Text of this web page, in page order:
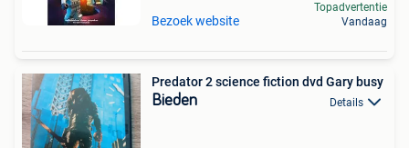
Bezoek website
Topadvertentie
Vandaag
Predator 2 science fiction dvd Gary busy
Bieden Details